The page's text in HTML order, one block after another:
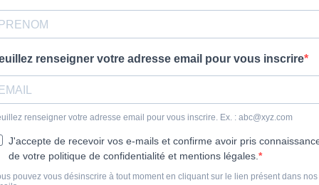
renseigner votre adresse email pour vous inscrire
renseigner votre adresse email pour vous inscrire. Ex. : abc@xyz.com
J'accepte de recevoir vos e-mails et confirme avoir pris
de votre politique de confidentialité et mentions légales.
pouvez vous désinscrire à tout moment en cliquant sur le lien présent dans nos